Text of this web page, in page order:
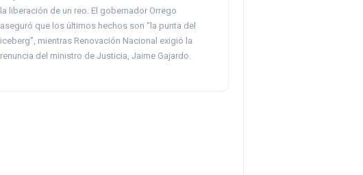
la liberación de un reo. El gobernador Orrego
aseguró que los últimos hechos son “la punta del
iceberg”, mientras Renovación Nacional exigió la
renuncia del ministro de Justicia, Jaime Gajardo.